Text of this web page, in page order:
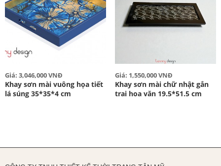
Giá: 3,046,000 VNĐ
Khay sơn mài vuông họa tiết
lá súng 35*35*4 cm
Giá: 1,550,000 VNĐ
Khay sơn mài chữ nhật gắn
trai hoa văn 19.5*51.5 cm